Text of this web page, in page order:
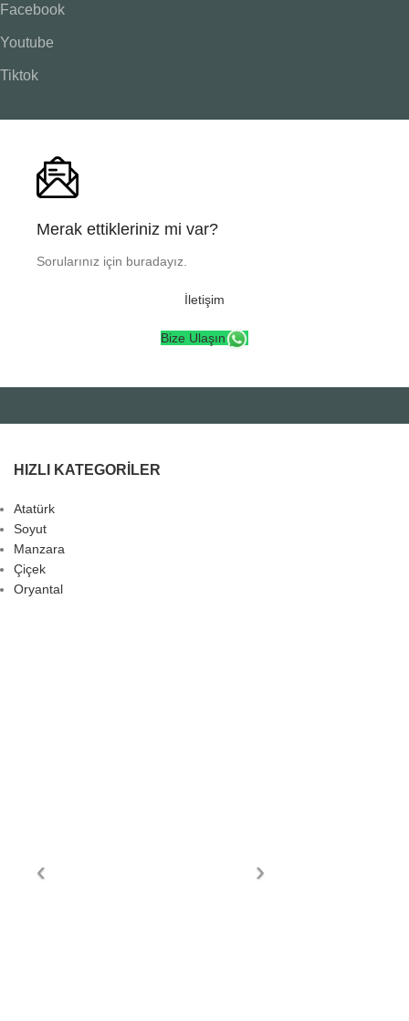
Facebook
Youtube
Tiktok
Merak ettikleriniz mi var?
Sorularınız için buradayız.
İletişim
Bize Ulaşın
HIZLI KATEGORILER
Atatürk
Soyut
Manzara
Çiçek
Oryantal